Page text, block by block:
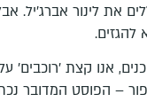
את לינור אברג'יל.
להגזים.
אנו קצת 'רוכבים'
– הפוסט המדובר